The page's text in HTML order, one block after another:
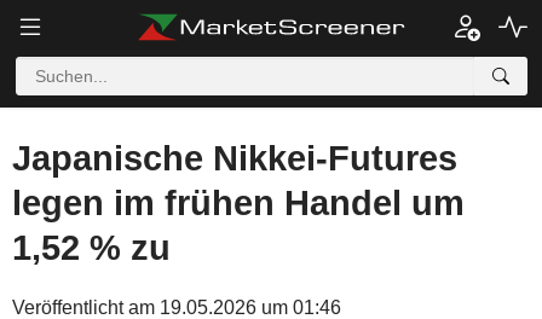
Japanische Nikkei-Futures
legen im frühen Handel um
1,52 % zu
Veröffentlicht am 19.05.2026 um 01:46